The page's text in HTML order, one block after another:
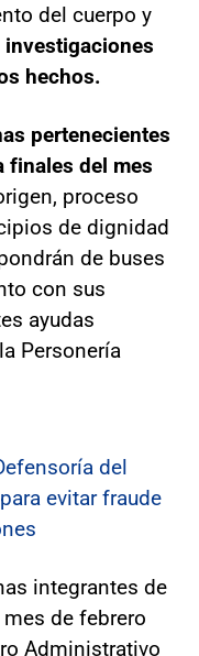
del cuerpo y
hechos.
pertenecientes
finales del mes
proceso
de dignidad
de buses
con sus
ayudas
Personería
del
evitar fraude
integrantes de
de febrero
Administrativo